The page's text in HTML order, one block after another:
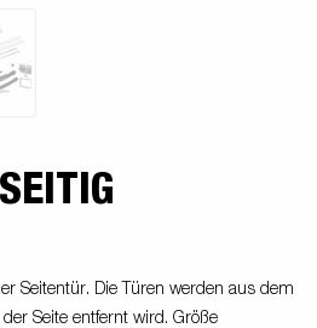
Seitentür. Die Türen werden aus dem
Seite entfernt wird. Größe